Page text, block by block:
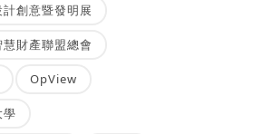
計創意暨發明展
財產聯盟總會
OpView
學